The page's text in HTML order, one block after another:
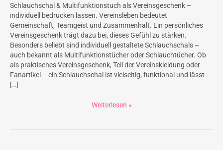
Schlauchschal & Multifunktionstuch als Vereinsgeschenk –
individuell bedrucken lassen. Vereinsleben bedeutet
Gemeinschaft, Teamgeist und Zusammenhalt. Ein persönliches
Vereinsgeschenk trägt dazu bei, dieses Gefühl zu stärken.
Besonders beliebt sind individuell gestaltete Schlauchschals –
auch bekannt als Multifunktionstücher oder Schlauchtücher. Ob
als praktisches Vereinsgeschenk, Teil der Vereinskleidung oder
Fanartikel – ein Schlauchschal ist vielseitig, funktional und lässt
[…]
Weiterlesen »